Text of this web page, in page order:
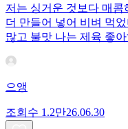
저는 싱거운 것보다 매
더 만들어 넣어 비벼 먹
많고 불맛 나는 제육 좋
으앵
조회수 1.2만26.06.30